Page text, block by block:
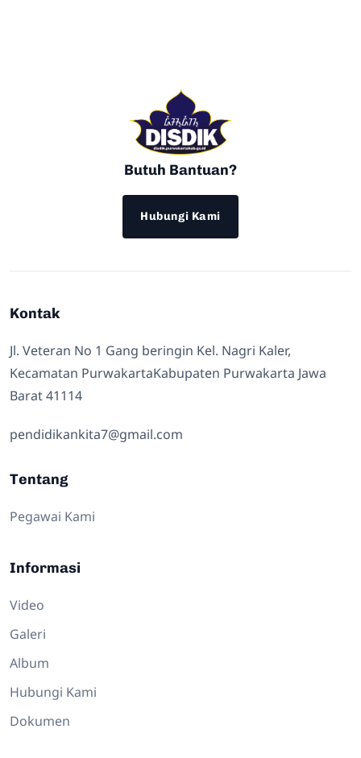
Butuh Bantuan?
Hubungi Kami
Kontak
Jl. Veteran No 1 Gang beringin Kel. Nagri Kaler,
Kecamatan PurwakartaKabupaten Purwakarta Jawa
Barat 41114
pendidikankita7@gmail.com
Tentang
Pegawai Kami
Informasi
Video
Galeri
Album
Hubungi Kami
Dokumen